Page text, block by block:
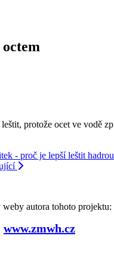
protože ocet ve vodě
- proč je lepší leštit
weby autora tohoto projektu:
www.zmwh.cz